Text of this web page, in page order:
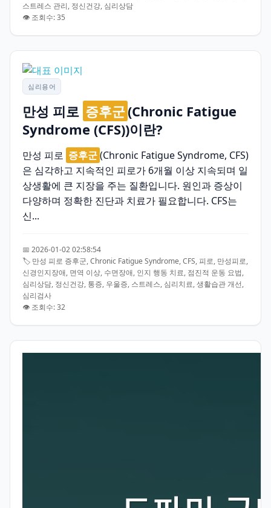
스트레스 관리, 정신건강, 심리상담
👁️ 조회수: 35
심리용어
만성 피로 증후군(Chronic Fatigue
Syndrome (CFS))이란?
만성 피로 증후군(Chronic Fatigue Syndrome, CFS)
은 심각하고 지속적인 피로가 6개월 이상 지속되며 일
상생활에 큰 지장을 주는 질환입니다. 원인과 증상이
다양하며 정확한 진단과 치료가 필요합니다. CFS는
신...
📅 2026-01-02 02:58:54
🏷️ 만성 피로 증후군, Chronic Fatigue Syndrome, CFS, 피로, 만성피로,
신경인지장애, 면역 이상, 수면장애, 인지 행동 치료, 점진적 운동 요법,
심리상담, 정신건강, 통증, 우울증, 스트레스, 심리치료, 생활습관 개선,
심리검사
👁️ 조회수: 32